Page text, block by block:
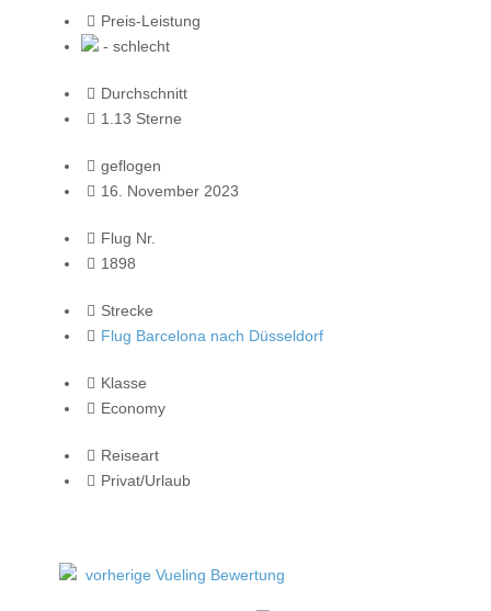
Preis-Leistung
- schlecht
Durchschnitt
1.13 Sterne
geflogen
16. November 2023
Flug Nr.
1898
Strecke
Flug Barcelona nach Düsseldorf
Klasse
Economy
Reiseart
Privat/Urlaub
vorherige Vueling Bewertung